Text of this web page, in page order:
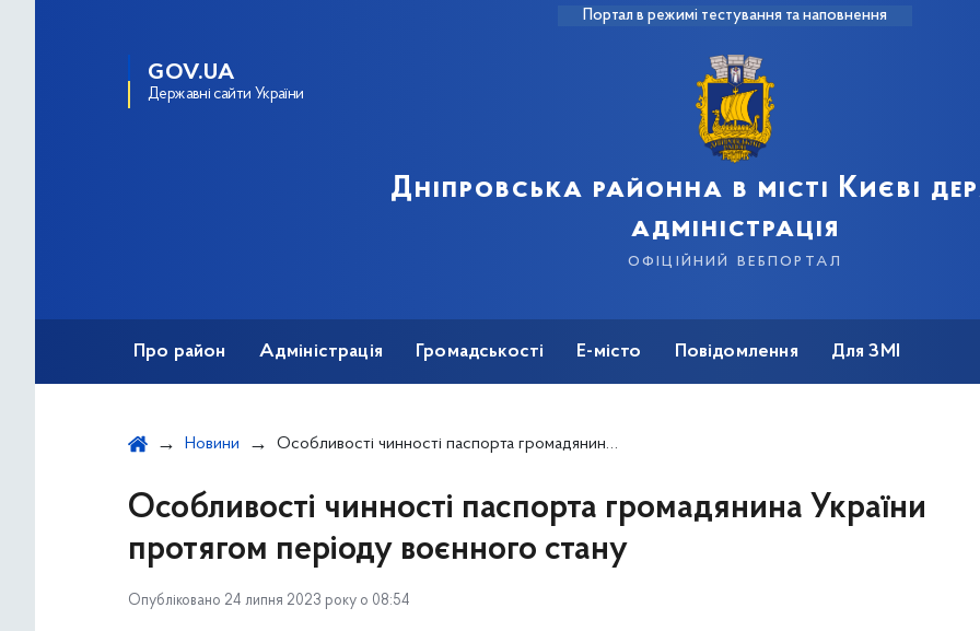
Портал в режимі тестування та наповнення
GOV.UA
Державні сайти України
Дніпровська районна в місті Києві
адміністрація
офіційний вебпортал
Про район Адміністрація Громадськості Е-місто Повідомлення Для ЗМІ
Новини Особливості чинності паспорта громадянина України протягом періоду воєнного стану
Особливості чинності паспорта громадянина України
протягом періоду воєнного стану
Опубліковано 24 липня 2023 року о 08:54